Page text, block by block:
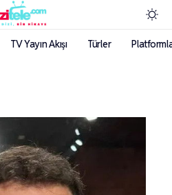
TV Yayın Akışı Türler